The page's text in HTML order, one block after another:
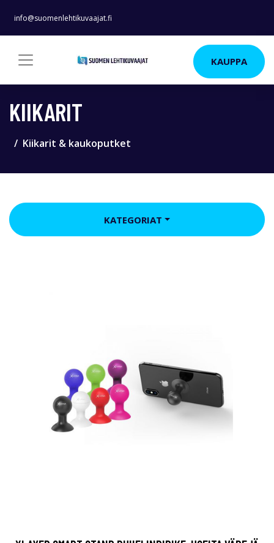
info@suomenlehtikuvaajat.fi
KAUPPA
KIIKARIT
Kiikarit & kaukoputket
KATEGORIAT